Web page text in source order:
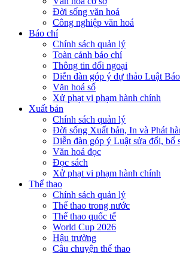
Đời sống văn hoá
Công nghiệp văn hoá
Báo chí
Chính sách quản lý
Toàn cảnh báo chí
Thông tin đối ngoại
Diễn đàn góp ý dự thảo Luật
Văn hoá số
Xử phạt vi phạm hành chính
Xuất bản
Chính sách quản lý
Đời sống Xuất bản, In và Phát
Diễn đàn góp ý Luật sửa đổi, bổ
Văn hoá đọc
Đọc sách
Xử phạt vi phạm hành chính
Thể thao
Chính sách quản lý
Thể thao trong nước
Thể thao quốc tế
World Cup 2026
Hậu trường
Câu chuyện thể thao